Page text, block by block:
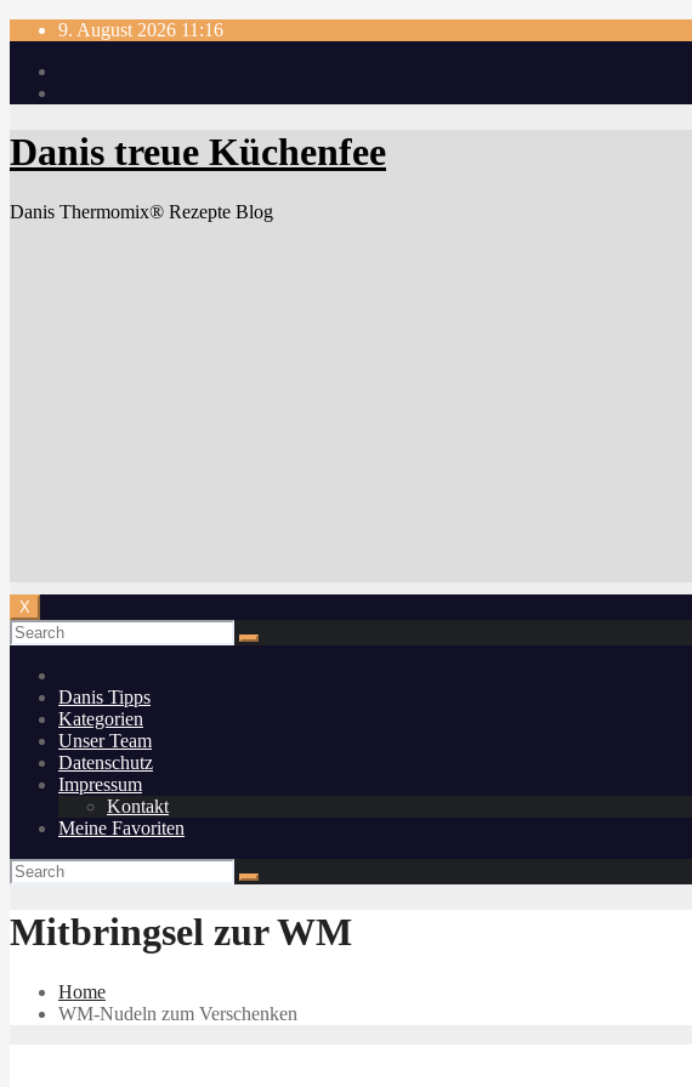
Skip
content
9. August 2026 11:16
Danis treue Küchenfee
Danis Thermomix® Rezepte Blog
X
Danis Tipps
Kategorien
Unser Team
Datenschutz
Impressum
Kontakt
Meine Favoriten
Mitbringsel zur WM
Home
WM-Nudeln zum Verschenken